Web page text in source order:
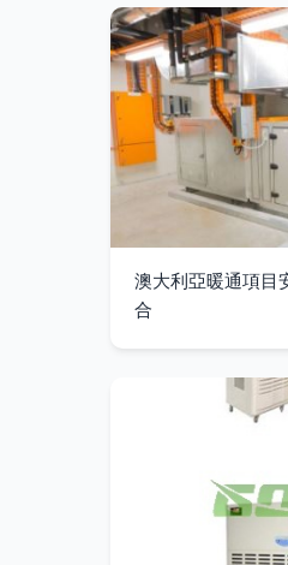
澳大利亞暖通項目
合